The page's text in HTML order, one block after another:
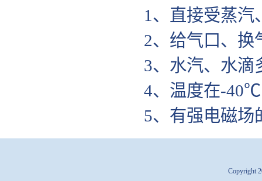
1、直接受蒸汽
2、给气口、换
3、水汽、水滴
4、温度在-40℃
5、有强电磁场
Copyright